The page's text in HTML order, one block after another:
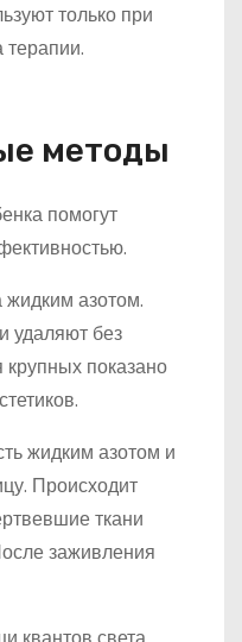
только при
терапии.
методы
помогут
жидким азотом.
удаляют без
показано
жидким азотом и
Происходит
ткани
заживления